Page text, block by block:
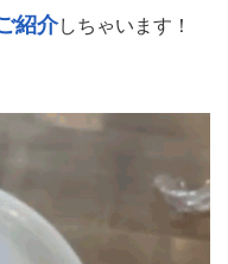
紹介しちゃいます！